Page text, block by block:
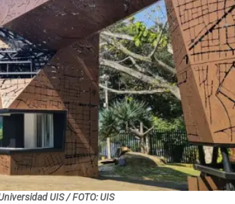
UIS / FOTO: UIS